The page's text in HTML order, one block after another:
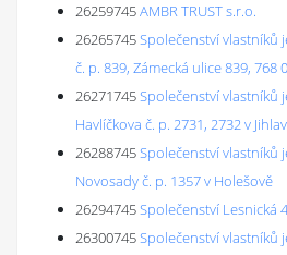
26259745AMBR TRUST s.r.o.
26265745Společenství
č. p. 839, Zámecká ulice 839, 768
26271745Společenství vlastníků
Havlíčkova č. p. 2731, 2732 v
26288745Společenství vlastníků
Novosady č. p. 1357 v Holešově
26294745Společenství Lesnická
26300745Společenství vlastníků